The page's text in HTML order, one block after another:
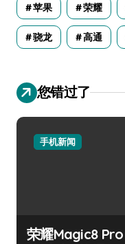
苹果 荣耀
骁龙 高通
您错过了
手机新闻
荣耀Magic8